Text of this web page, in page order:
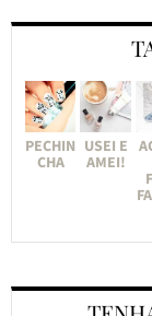
PECHIN
CHA
USEI E
AMEI!